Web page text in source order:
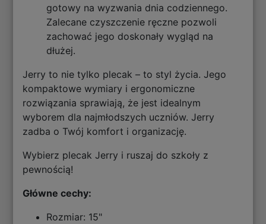
gotowy na wyzwania dnia codziennego.
Zalecane czyszczenie ręczne pozwoli
zachować jego doskonały wygląd na
dłużej.
Jerry to nie tylko plecak – to styl życia. Jego
kompaktowe wymiary i ergonomiczne
rozwiązania sprawiają, że jest idealnym
wyborem dla najmłodszych uczniów. Jerry
zadba o Twój komfort i organizację.
Wybierz plecak Jerry i ruszaj do szkoły z
pewnością!
Główne cechy:
Rozmiar: 15"